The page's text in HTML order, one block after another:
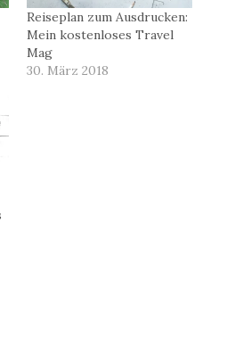
Reiseplan zum Ausdrucken:
Mein kostenloses Travel
Mag
30. März 2018